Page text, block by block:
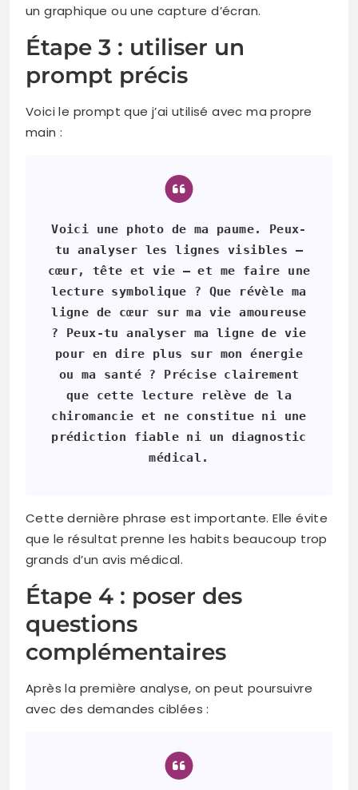
un graphique ou une capture d’écran.
Étape 3 : utiliser un
prompt précis
Voici le prompt que j’ai utilisé avec ma propre
main :
Voici une photo de ma paume. Peux-
tu analyser les lignes visibles —
cœur, tête et vie — et me faire une
lecture symbolique ? Que révèle ma
ligne de cœur sur ma vie amoureuse
? Peux-tu analyser ma ligne de vie
pour en dire plus sur mon énergie
ou ma santé ? Précise clairement
que cette lecture relève de la
chiromancie et ne constitue ni une
prédiction fiable ni un diagnostic
médical.
Cette dernière phrase est importante. Elle évite
que le résultat prenne les habits beaucoup trop
grands d’un avis médical.
Étape 4 : poser des
questions
complémentaires
Après la première analyse, on peut poursuivre
avec des demandes ciblées :